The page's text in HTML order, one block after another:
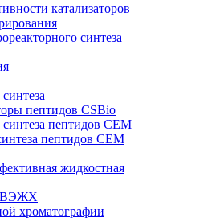
катализаторов
синтеза
пептидов CSBio
пептидов CEM
пептидов CEM
жидкостная
ВЭЖХ
хроматографии